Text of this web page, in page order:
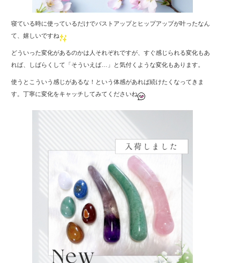
寝ている時に使っているだけでバストアップとヒップアップが叶ったなん
て、嬉しいですね
どういった変化があるのかは人それぞれですが、すぐ感じられる変化もあ
れば、しばらくして「そういえば…」と気付くような変化もあります。
使うとこういう感じがあるな！という体感があれば続けたくなってきま
す。丁寧に変化をキャッチしてみてくださいね